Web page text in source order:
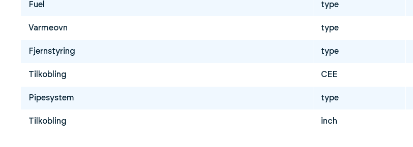
Fuel type
Varmeovn type
Fjernstyring type
Tilkobling CEE
Pipesystem type
Tilkobling inch